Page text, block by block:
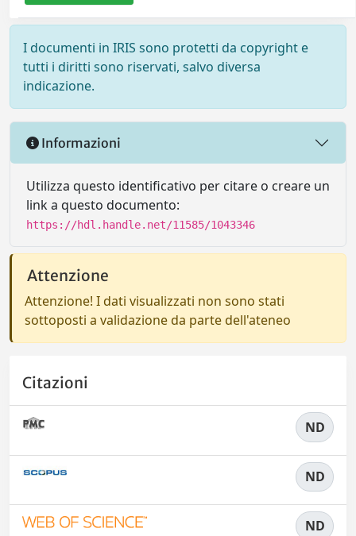
I documenti in IRIS sono protetti da copyright e
tutti i diritti sono riservati, salvo diversa
indicazione.
Informazioni
Utilizza questo identificativo per citare o creare un
link a questo documento:
https://hdl.handle.net/11585/1043346
Attenzione
Attenzione! I dati visualizzati non sono stati
sottoposti a validazione da parte dell'ateneo
Citazioni
ND
ND
ND